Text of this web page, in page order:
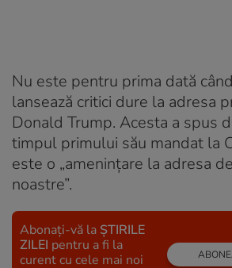
Nu este pentru prima dată
lansează critici dure la adresa
Donald Trump. Acesta a spus
timpul primului său mandat la
este o „amenințare la adresa
noastre”.
Abonați-vă la ȘTIRILE
ZILEI pentru a fi la
curent cu cele mai noi